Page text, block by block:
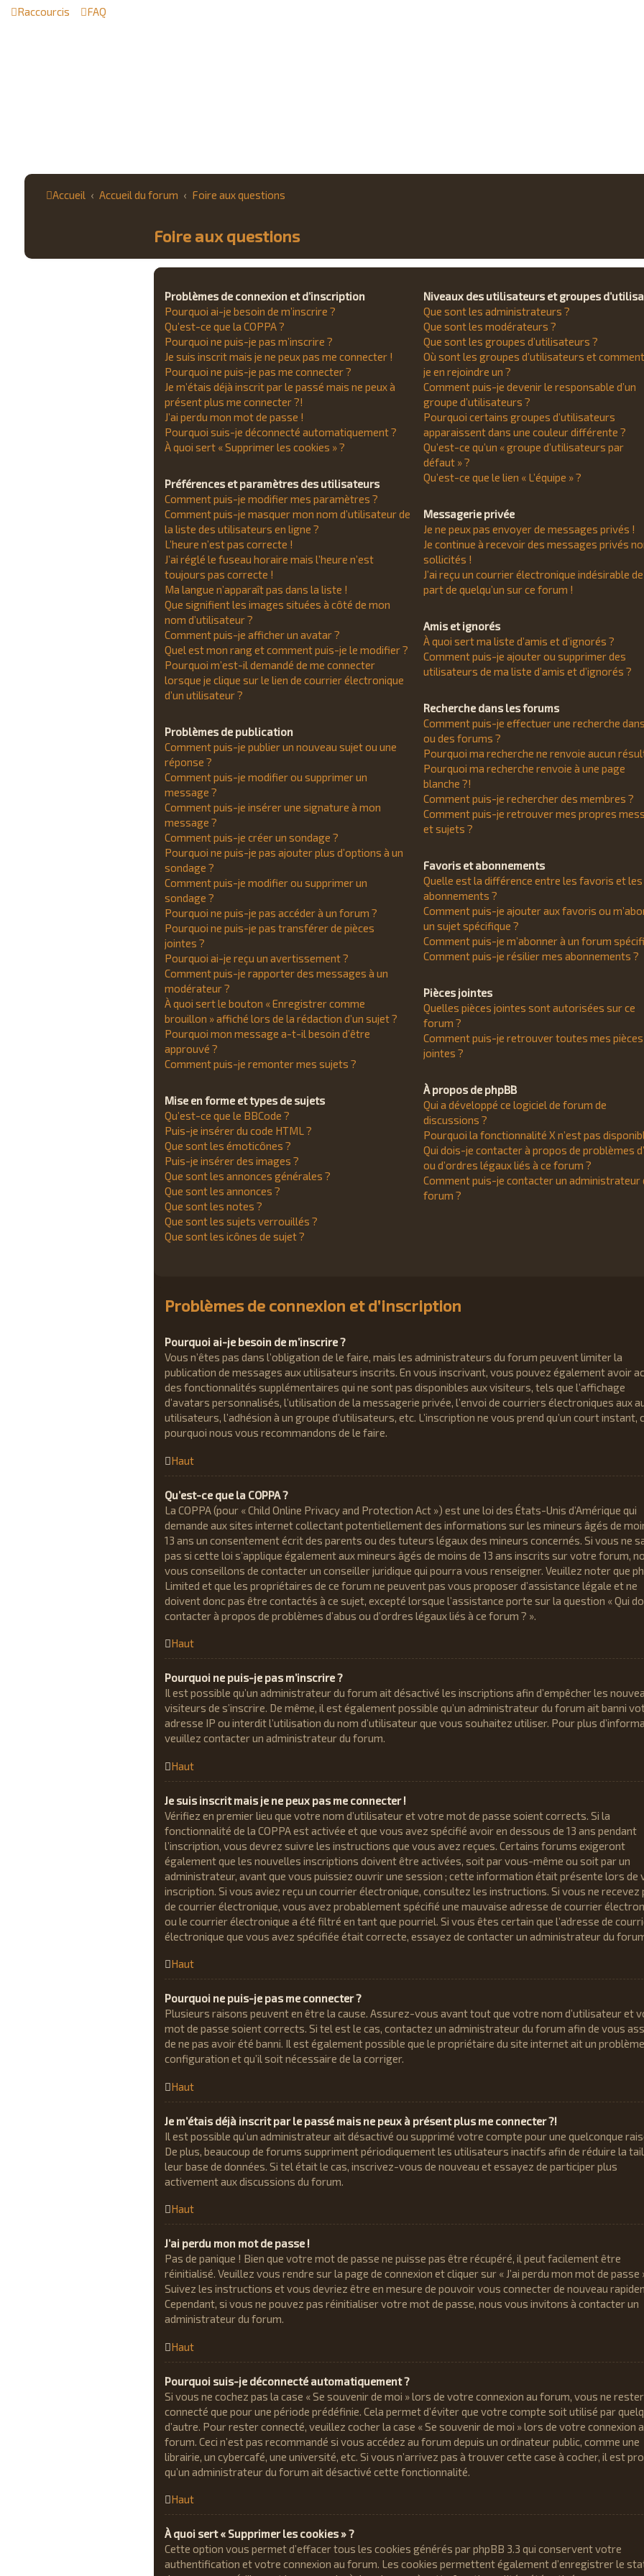
Raccourcis FAQ
Accueil Accueil du forum Foire aux questions
Foire aux questions
Problèmes de connexion et d’inscription
Pourquoi ai-je besoin de m’inscrire ?
Qu’est-ce que la COPPA ?
Pourquoi ne puis-je pas m’inscrire ?
Je suis inscrit mais je ne peux pas me connecter !
Pourquoi ne puis-je pas me connecter ?
Je m’étais déjà inscrit par le passé mais ne peux à
présent plus me connecter ?!
J’ai perdu mon mot de passe !
Pourquoi suis-je déconnecté automatiquement ?
À quoi sert « Supprimer les cookies » ?
Préférences et paramètres des utilisateurs
Comment puis-je modifier mes paramètres ?
Comment puis-je masquer mon nom d’utilisateur de
la liste des utilisateurs en ligne ?
L’heure n’est pas correcte !
J’ai réglé le fuseau horaire mais l’heure n’est
toujours pas correcte !
Ma langue n’apparaît pas dans la liste !
Que signifient les images situées à côté de mon
nom d’utilisateur ?
Comment puis-je afficher un avatar ?
Quel est mon rang et comment puis-je le modifier ?
Pourquoi m’est-il demandé de me connecter
lorsque je clique sur le lien de courrier électronique
d’un utilisateur ?
Problèmes de publication
Comment puis-je publier un nouveau sujet ou une
réponse ?
Comment puis-je modifier ou supprimer un
message ?
Comment puis-je insérer une signature à mon
message ?
Comment puis-je créer un sondage ?
Pourquoi ne puis-je pas ajouter plus d’options à un
sondage ?
Comment puis-je modifier ou supprimer un
sondage ?
Pourquoi ne puis-je pas accéder à un forum ?
Pourquoi ne puis-je pas transférer de pièces
jointes ?
Pourquoi ai-je reçu un avertissement ?
Comment puis-je rapporter des messages à un
modérateur ?
À quoi sert le bouton « Enregistrer comme
brouillon » affiché lors de la rédaction d’un sujet ?
Pourquoi mon message a-t-il besoin d’être
approuvé ?
Comment puis-je remonter mes sujets ?
Mise en forme et types de sujets
Qu’est-ce que le BBCode ?
Puis-je insérer du code HTML ?
Que sont les émoticônes ?
Puis-je insérer des images ?
Que sont les annonces générales ?
Que sont les annonces ?
Que sont les notes ?
Que sont les sujets verrouillés ?
Que sont les icônes de sujet ?
Niveaux des utilisateurs et groupes
Que sont les administrateurs ?
Que sont les modérateurs ?
Que sont les groupes d’utilisateurs ?
Où sont les groupes d’utilisateurs et
je en rejoindre un ?
Comment puis-je devenir le responsable d’un
groupe d’utilisateurs ?
Pourquoi certains groupes d’utilisateurs
apparaissent dans une couleur différente ?
Qu’est-ce qu’un « groupe d’utilisateurs par
défaut » ?
Qu’est-ce que le lien « L’équipe » ?
Messagerie privée
Je ne peux pas envoyer de messages privés !
Je continue à recevoir des messages privés
sollicités !
J’ai reçu un courrier électronique indésirable
part de quelqu’un sur ce forum !
Amis et ignorés
À quoi sert ma liste d’amis et d’ignorés ?
Comment puis-je ajouter ou supprimer des
utilisateurs de ma liste d’amis et d’ignorés ?
Recherche dans les forums
Comment puis-je effectuer une recherche
ou des forums ?
Pourquoi ma recherche ne renvoie aucun
Pourquoi ma recherche renvoie à une page
blanche ?!
Comment puis-je rechercher des membres ?
Comment puis-je retrouver mes propres
et sujets ?
Favoris et abonnements
Quelle est la différence entre les favoris et les
abonnements ?
Comment puis-je ajouter aux favoris ou
un sujet spécifique ?
Comment puis-je m’abonner à un forum
Comment puis-je résilier mes abonnements ?
Pièces jointes
Quelles pièces jointes sont autorisées sur ce
forum ?
Comment puis-je retrouver toutes mes pièces
jointes ?
À propos de phpBB
Qui a développé ce logiciel de forum de
discussions ?
Pourquoi la fonctionnalité X n’est pas
Qui dois-je contacter à propos de problèmes
ou d’ordres légaux liés à ce forum ?
Comment puis-je contacter un administrateur
forum ?
Problèmes de connexion et d’inscription
Pourquoi ai-je besoin de m’inscrire ?
Vous n’êtes pas dans l’obligation de le faire, mais les administrateurs du forum peuvent limiter la
publication de messages aux utilisateurs inscrits. En vous inscrivant, vous pouvez également avoir
des fonctionnalités supplémentaires qui ne sont pas disponibles aux visiteurs, tels que l’affichage
d’avatars personnalisés, l’utilisation de la messagerie privée, l’envoi de courriers électroniques aux
utilisateurs, l’adhésion à un groupe d’utilisateurs, etc. L’inscription ne vous prend qu’un court instant,
pourquoi nous vous recommandons de le faire.
Haut
Qu’est-ce que la COPPA ?
La COPPA (pour « Child Online Privacy and Protection Act ») est une loi des États-Unis d’Amérique qui
demande aux sites internet collectant potentiellement des informations sur les mineurs âgés de
13 ans un consentement écrit des parents ou des tuteurs légaux des mineurs concernés. Si vous ne
pas si cette loi s’applique également aux mineurs âgés de moins de 13 ans inscrits sur votre forum,
vous conseillons de contacter un conseiller juridique qui pourra vous renseigner. Veuillez noter que
Limited et que les propriétaires de ce forum ne peuvent pas vous proposer d’assistance légale et ne
doivent donc pas être contactés à ce sujet, excepté lorsque l’assistance porte sur la question « Qui
contacter à propos de problèmes d’abus ou d’ordres légaux liés à ce forum ? ».
Haut
Pourquoi ne puis-je pas m’inscrire ?
Il est possible qu’un administrateur du forum ait désactivé les inscriptions afin d’empêcher les
visiteurs de s’inscrire. De même, il est également possible qu’un administrateur du forum ait banni
adresse IP ou interdit l’utilisation du nom d’utilisateur que vous souhaitez utiliser. Pour plus
veuillez contacter un administrateur du forum.
Haut
Je suis inscrit mais je ne peux pas me connecter !
Vérifiez en premier lieu que votre nom d’utilisateur et votre mot de passe soient corrects. Si la
fonctionnalité de la COPPA est activée et que vous avez spécifié avoir en dessous de 13 ans pendant
l’inscription, vous devrez suivre les instructions que vous avez reçues. Certains forums exigeront
également que les nouvelles inscriptions doivent être activées, soit par vous-même ou soit par un
administrateur, avant que vous puissiez ouvrir une session ; cette information était présente lors de
inscription. Si vous aviez reçu un courrier électronique, consultez les instructions. Si vous ne recevez
de courrier électronique, vous avez probablement spécifié une mauvaise adresse de courrier
ou le courrier électronique a été filtré en tant que pourriel. Si vous êtes certain que l’adresse de
électronique que vous avez spécifiée était correcte, essayez de contacter un administrateur du
Haut
Pourquoi ne puis-je pas me connecter ?
Plusieurs raisons peuvent en être la cause. Assurez-vous avant tout que votre nom d’utilisateur et
mot de passe soient corrects. Si tel est le cas, contactez un administrateur du forum afin de vous
de ne pas avoir été banni. Il est également possible que le propriétaire du site internet ait un
configuration et qu’il soit nécessaire de la corriger.
Haut
Je m’étais déjà inscrit par le passé mais ne peux à présent plus me connecter ?!
Il est possible qu’un administrateur ait désactivé ou supprimé votre compte pour une quelconque
De plus, beaucoup de forums suppriment périodiquement les utilisateurs inactifs afin de réduire la
leur base de données. Si tel était le cas, inscrivez-vous de nouveau et essayez de participer plus
activement aux discussions du forum.
Haut
J’ai perdu mon mot de passe !
Pas de panique ! Bien que votre mot de passe ne puisse pas être récupéré, il peut facilement être
réinitialisé. Veuillez vous rendre sur la page de connexion et cliquer sur « J’ai perdu mon mot de passe
Suivez les instructions et vous devriez être en mesure de pouvoir vous connecter de nouveau
Cependant, si vous ne pouvez pas réinitialiser votre mot de passe, nous vous invitons à contacter un
administrateur du forum.
Haut
Pourquoi suis-je déconnecté automatiquement ?
Si vous ne cochez pas la case « Se souvenir de moi » lors de votre connexion au forum, vous ne
connecté que pour une période prédéfinie. Cela permet d’éviter que votre compte soit utilisé par
d’autre. Pour rester connecté, veuillez cocher la case « Se souvenir de moi » lors de votre connexion
forum. Ceci n’est pas recommandé si vous accédez au forum depuis un ordinateur public, comme une
librairie, un cybercafé, une université, etc. Si vous n’arrivez pas à trouver cette case à cocher, il est
qu’un administrateur du forum ait désactivé cette fonctionnalité.
Haut
À quoi sert « Supprimer les cookies » ?
Cette option vous permet d’effacer tous les cookies générés par phpBB 3.3 qui conservent votre
authentification et votre connexion au forum. Les cookies permettent également d’enregistrer le